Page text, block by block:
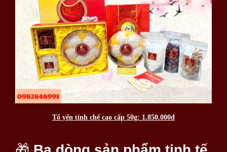
Tổ yến tinh chế cao cấp 50g: 1.850.000đ